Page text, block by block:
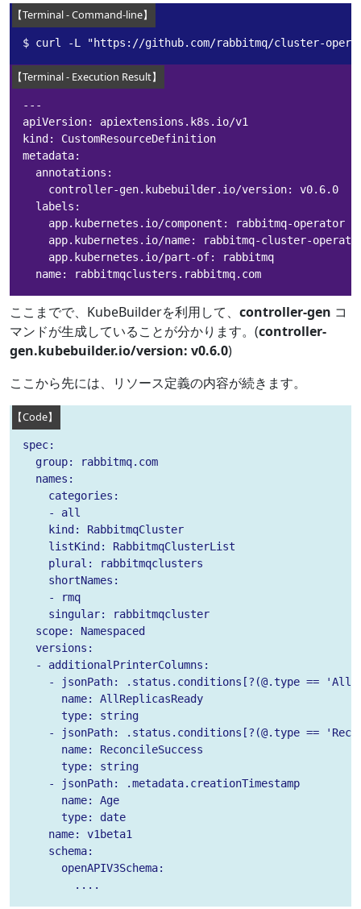
$ curl -L "https://github.com/rabbitmq/cluster-
---
apiVersion: apiextensions.k8s.io/v1
kind: CustomResourceDefinition
metadata:
  annotations:
    controller-gen.kubebuilder.io/version: v0.6.0
  labels:
    app.kubernetes.io/component: rabbitmq-operator
app.kubernetes.io/name: rabbitmq-cluster-
    app.kubernetes.io/part-of: rabbitmq
  name: rabbitmqclusters.rabbitmq.com
ここまでで、KubeBuilderを利用して、 controller-gen コ
マンドが生成していることが分かります。(controller-
gen.kubebuilder.io/version: v0.6.0)
ここから先には、リソース定義の内容が続きます。
spec:
  group: rabbitmq.com
  names:
    categories:
    - all
    kind: RabbitmqCluster
    listKind: RabbitmqClusterList
    plural: rabbitmqclusters
    shortNames:
    - rmq
    singular: rabbitmqcluster
  scope: Namespaced
  versions:
  - additionalPrinterColumns:
- jsonPath: .status.conditions[?(@.type ==
      name: AllReplicasReady
      type: string
- jsonPath: .status.conditions[?(@.type ==
      name: ReconcileSuccess
      type: string
    - jsonPath: .metadata.creationTimestamp
      name: Age
      type: date
    name: v1beta1
    schema:
      openAPIV3Schema:
        ....